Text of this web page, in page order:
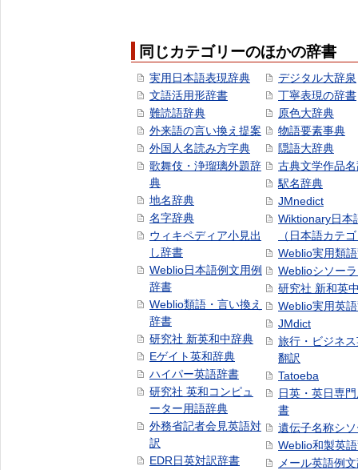
同じカテゴリーのほかの辞書
実用日本語表現辞典
文語活用形辞書
難読語辞典
外来語の言い換え提案
外国人名読み方字典
歌舞伎・浄瑠璃外題辞
典
地名辞典
名字辞典
ウィキペディア小見出
し辞書
Weblio日本語例文用例
辞書
Weblio類語・言い換え
辞書
研究社 新英和中辞典
Eゲイト英和辞典
ハイパー英語辞書
研究社 英和コンピュ
ーター用語辞典
外務省記者会見英語対
訳
EDR日英対訳辞書
デジタル大辞泉
丁寧表現の辞書
原色大辞典
物語要素事典
隠語大辞典
古典文学作品
駅名辞典
JMnedict
Wiktionary日本
（日本語カテ
Weblio実用類
Weblioシソー
研究社 新和英
Weblio実用英
JMdict
旅行・ビジネ
翻訳
Tatoeba
日英・英日専
書
遺伝子名称シ
Weblio和製英
メール英語例